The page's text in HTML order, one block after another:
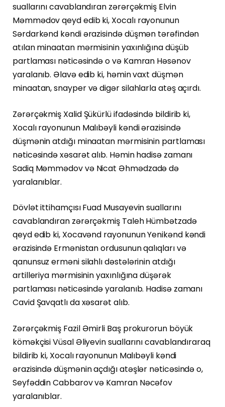
suallarını cavablandıran zərərçəkmiş Elvin
Məmmədov qeyd edib ki, Xocalı rayonunun
Sərdarkənd kəndi ərazisində düşmən tərəfindən
atılan minaatan mərmisinin yaxınlığına düşüb
partlaması nəticəsində o və Kamran Həsənov
yaralanıb. Əlavə edib ki, həmin vaxt düşmən
minaatan, snayper və digər silahlarla atəş açırdı.
Zərərçəkmiş Xalid Şükürlü ifadəsində bildirib ki,
Xocalı rayonunun Malıbəyli kəndi ərazisində
düşmənin atdığı minaatan mərmisinin partlaması
nəticəsində xəsarət alıb. Həmin hadisə zamanı
Sadiq Məmmədov və Nicat Əhmədzadə də
yaralanıblar.
Dövlət ittihamçısı Fuad Musayevin suallarını
cavablandıran zərərçəkmiş Taleh Hümbətzadə
qeyd edib ki, Xocavənd rayonunun Yenikənd kəndi
ərazisində Ermənistan ordusunun qalıqları və
qanunsuz erməni silahlı dəstələrinin atdığı
artilleriya mərmisinin yaxınlığına düşərək
partlaması nəticəsində yaralanıb. Hadisə zamanı
Cavid Şavqatlı da xəsarət alıb.
Zərərçəkmiş Fazil Əmirli Baş prokurorun böyük
köməkçisi Vüsal Əliyevin suallarını cavablandıraraq
bildirib ki, Xocalı rayonunun Malıbəyli kəndi
ərazisində düşmənin açdığı atəşlər nəticəsində o,
Seyfəddin Cabbarov və Kamran Nəcəfov
yaralanıblar.